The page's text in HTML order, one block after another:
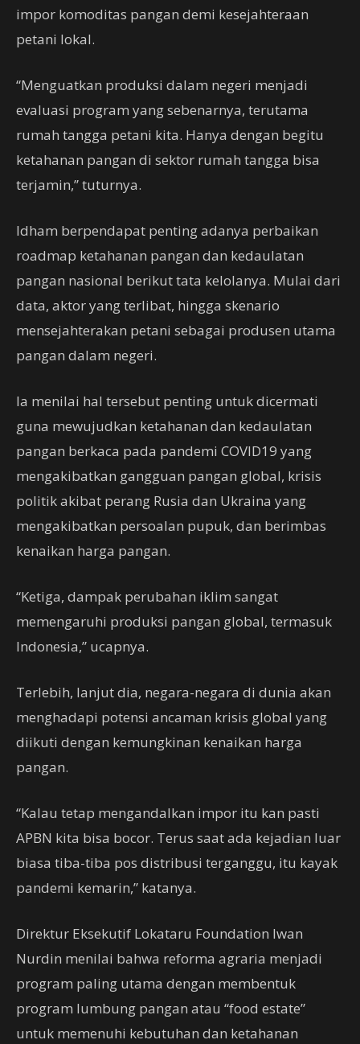
impor komoditas pangan demi kesejahteraan
petani lokal.
“Menguatkan produksi dalam negeri menjadi
evaluasi program yang sebenarnya, terutama
rumah tangga petani kita. Hanya dengan begitu
ketahanan pangan di sektor rumah tangga bisa
terjamin,” tuturnya.
Idham berpendapat penting adanya perbaikan
roadmap ketahanan pangan dan kedaulatan
pangan nasional berikut tata kelolanya. Mulai dari
data, aktor yang terlibat, hingga skenario
mensejahterakan petani sebagai produsen utama
pangan dalam negeri.
Ia menilai hal tersebut penting untuk dicermati
guna mewujudkan ketahanan dan kedaulatan
pangan berkaca pada pandemi COVID19 yang
mengakibatkan gangguan pangan global, krisis
politik akibat perang Rusia dan Ukraina yang
mengakibatkan persoalan pupuk, dan berimbas
kenaikan harga pangan.
“Ketiga, dampak perubahan iklim sangat
memengaruhi produksi pangan global, termasuk
Indonesia,” ucapnya.
Terlebih, lanjut dia, negara-negara di dunia akan
menghadapi potensi ancaman krisis global yang
diikuti dengan kemungkinan kenaikan harga
pangan.
“Kalau tetap mengandalkan impor itu kan pasti
APBN kita bisa bocor. Terus saat ada kejadian luar
biasa tiba-tiba pos distribusi terganggu, itu kayak
pandemi kemarin,” katanya.
Direktur Eksekutif Lokataru Foundation Iwan
Nurdin menilai bahwa reforma agraria menjadi
program paling utama dengan membentuk
program lumbung pangan atau “food estate”
untuk memenuhi kebutuhan dan ketahanan